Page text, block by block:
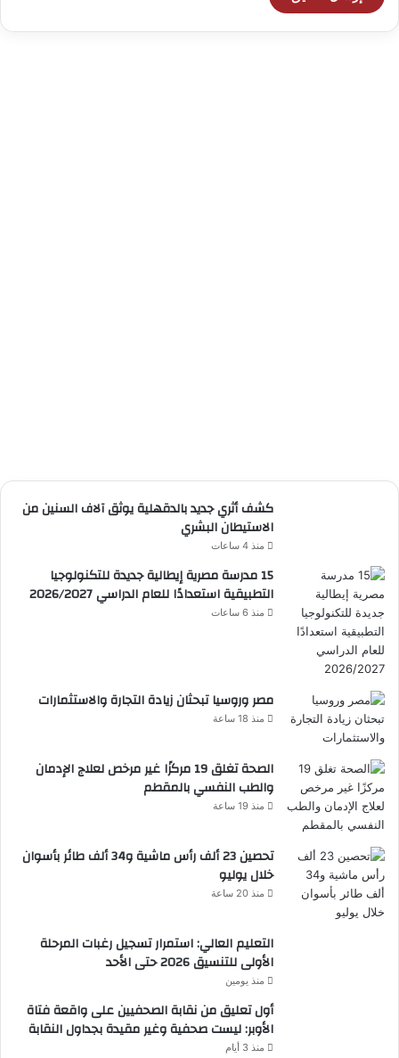
كشف أثري جديد بالدقهلية يوثق آلاف السنين من
الاستيطان البشري
منذ 4 ساعات
15 مدرسة مصرية إيطالية جديدة للتكنولوجيا
التطبيقية استعدادًا للعام الدراسي 2026/2027
منذ 6 ساعات
مصر وروسيا تبحثان زيادة التجارة والاستثمارات
منذ 18 ساعة
الصحة تغلق 19 مركزًا غير مرخص لعلاج الإدمان
والطب النفسي بالمقطم
منذ 19 ساعة
تحصين 23 ألف رأس ماشية و34 ألف طائر بأسوان
خلال يوليو
منذ 20 ساعة
التعليم العالي: استمرار تسجيل رغبات المرحلة
الأولى للتنسيق 2026 حتى الأحد
منذ يومين
أول تعليق من نقابة الصحفيين على واقعة فتاة
الأوبر: ليست صحفية وغير مقيدة بجداول النقابة
منذ 3 أيام